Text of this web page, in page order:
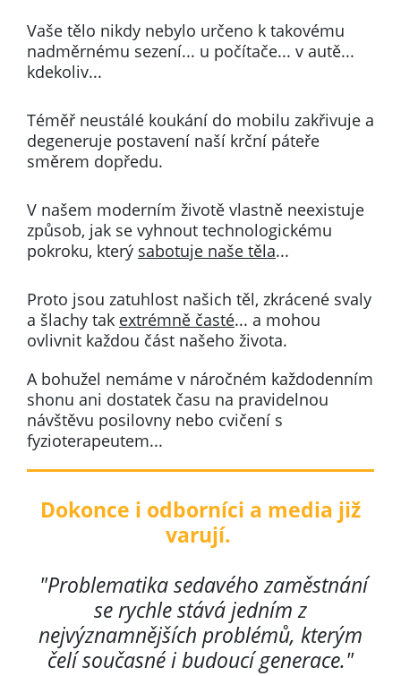
Vaše tělo nikdy nebylo určeno k takovému
nadměrnému sezení... u počítače... v autě...
kdekoliv...
Téměř neustálé koukání do mobilu zakřivuje a
degeneruje postavení naší krční páteře
směrem dopředu.
V našem moderním životě vlastně neexistuje
způsob, jak se vyhnout technologickému
pokroku, který sabotuje naše těla...
Proto jsou zatuhlost našich těl, zkrácené svaly
a šlachy tak extrémně časté... a mohou
ovlivnit každou část našeho života.
A bohužel nemáme v náročném každodenním
shonu ani dostatek času na pravidelnou
návštěvu posilovny nebo cvičení s
fyzioterapeutem...
Dokonce i odborníci a media již
varují.
"Problematika sedavého zaměstnání
se rychle stává jedním z
nejvýznamnějších problémů, kterým
čelí současné i budoucí generace."